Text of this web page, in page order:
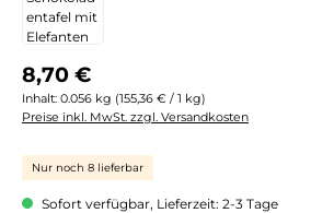
Regulärer Preis:
8,70 €
Inhalt: 0.056 kg (155,36 € / 1 kg)
Preise inkl. MwSt. zzgl. Versandkosten
Nur noch 8 lieferbar
Sofort verfügbar, Lieferzeit: 2-3 Tage